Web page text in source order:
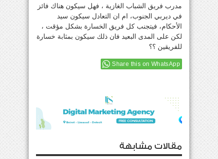
مدرب فريق الشباب الغازية ، فهل سيكون هناك فائز
في ديربي الجنوب، ام ان التعادل سيكون سيد
الأحكام، فيتجنب كل فريق الخسارة بشكل مؤقت ،
لكن على المدى البعيد فان ذلك سيكون بمثابة خسارة
للفريقين ؟؟
Share this on WhatsApp
مقالات مشابهة